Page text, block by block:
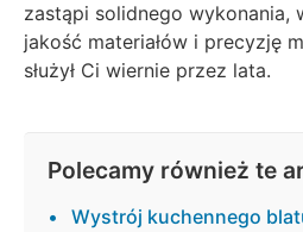
zastąpi solidnego wykonania,
jakość materiałów i precyzję
służył Ci wiernie przez lata.
Polecamy również te
Wystrój kuchennego